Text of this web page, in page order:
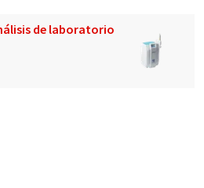
de laboratorio